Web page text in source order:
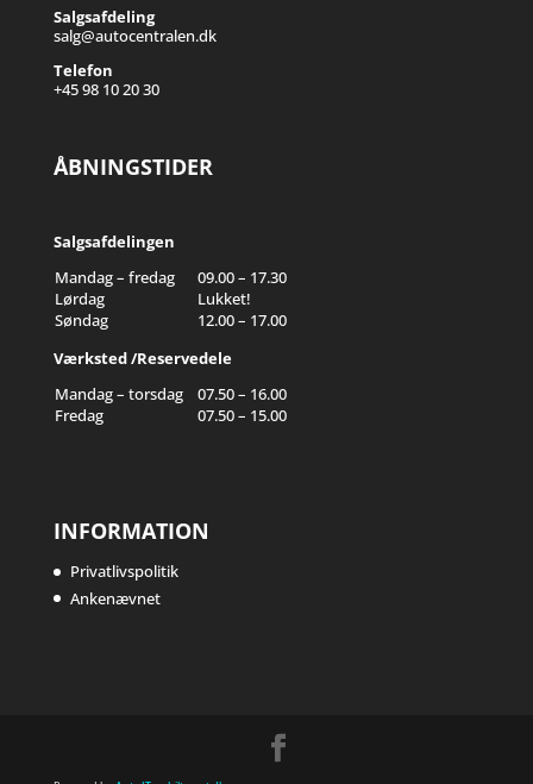
Salgsafdeling
salg@autocentralen.dk
Telefon
+45 98 10 20 30
ÅBNINGSTIDER
Salgsafdelingen
Mandag – fredag
09.00 – 17.30
Lørdag
Lukket!
Søndag
12.00 – 17.00
Værksted /Reservedele
Mandag – torsdag
07.50 – 16.00
Fredag
07.50 – 15.00
INFORMATION
Privatlivspolitik
Ankenævnet